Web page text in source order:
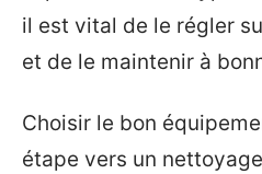
il est vital de le régler
et de le maintenir à
Choisir le bon
étape vers un